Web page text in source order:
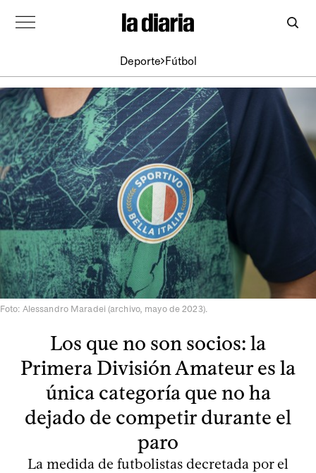
Deporte Fútbol
Foto: Alessandro Maradei (archivo, mayo de 2023).
Los que no son socios: la
Primera División Amateur es la
única categoría que no ha
dejado de competir durante el
paro
La medida de futbolistas decretada por el